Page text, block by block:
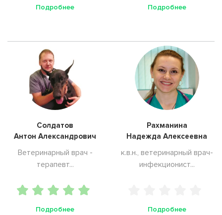
Подробнее Подробнее
Солдатов
Антон Александрович
Ветеринарный врач -
терапевт...
Подробнее
Рахманина
Надежда Алексеевна
к.в.н., ветеринарный врач-
инфекционист...
Подробнее